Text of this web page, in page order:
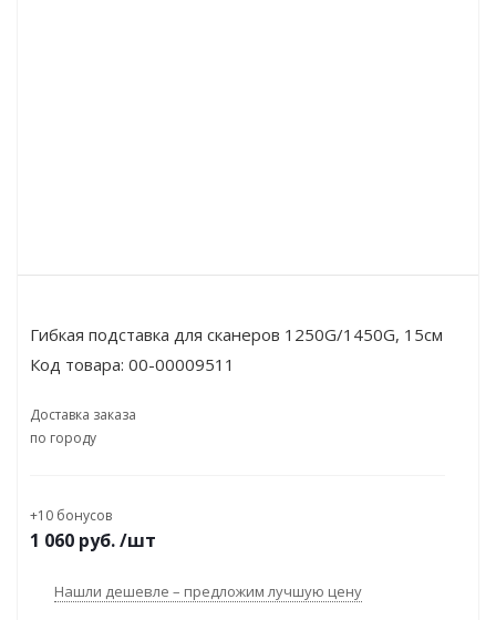
Гибкая подставка для сканеров 1250G/1450G, 15см
Код товара: 00-00009511
Доставка заказа
по городу
+10 бонусов
1 060 руб./шт
Нашли дешевле – предложим лучшую цену